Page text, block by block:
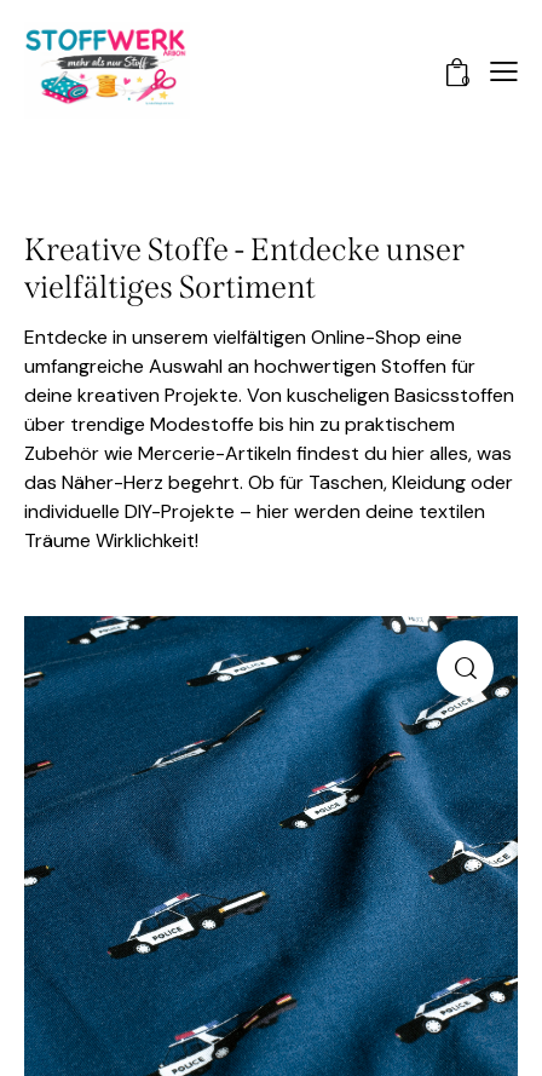
0
Kreative Stoffe - Entdecke unser
vielfältiges Sortiment
Entdecke in unserem vielfältigen Online-Shop eine
umfangreiche Auswahl an hochwertigen Stoffen für
deine kreativen Projekte. Von kuscheligen Basicsstoffen
über trendige Modestoffe bis hin zu praktischem
Zubehör wie Mercerie-Artikeln findest du hier alles, was
das Näher-Herz begehrt. Ob für Taschen, Kleidung oder
individuelle DIY-Projekte – hier werden deine textilen
Träume Wirklichkeit!